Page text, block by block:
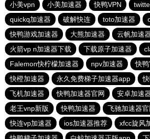
小美vpn
小美加速器 快鸭VPN
quickq加速器
破解快连 toto加速器
快鸭游戏加速器
大熊加速器 云帆加速
火箭vp n加速器下载
下载原子加速器
Falemon快柠檬加速器
npv加速器 快
快橙加速器
永久免费梯子加速器app
飞机加速器
快鸭加速器官网
安卓加速
老王vnp新版
快鸭加速器 飞驰加速器官
快连vp加速器
ios加速器推荐 xfcc旋风